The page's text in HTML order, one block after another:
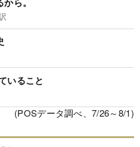
いること
(POSデータ調べ、7/26～8/1)